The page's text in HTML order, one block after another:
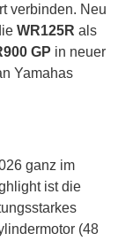
verbinden. Neu
WR125R als
GP in neuer
Yamahas
ganz im
ist die
(48